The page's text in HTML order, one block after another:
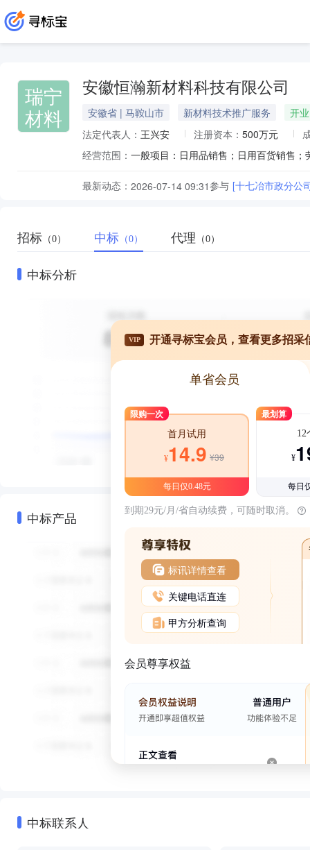
瑞宁
材料
安徽恒瀚新材料科技有限公司
安徽省 | 马鞍山市 新材料技术推广服务
开业
法定代表人： 王兴安 注册资本： 500万元
经营范围：
最新动态： 2026-07-14 09:31参与 [十七冶市政分公
招标 （0） 中标 （0） 代理 （0）
中标分析
中标产品
VIP 开通寻标宝会员，查看更多招采
单省会员
限购一次
首月试用
¥14.9 ¥39
每日仅0.48元
最划算
12
¥
每日
到期29元/月/省自动续费，可随时取消。
标讯详情查看
关键电话直连
甲方分析查询
会员尊享权益
中标联系人